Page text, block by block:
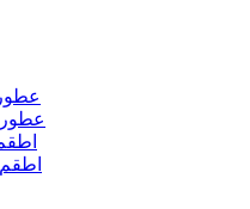
عطور